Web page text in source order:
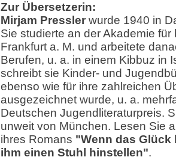
Zur Übersetzerin:
Mirjam Pressler wurde 1940 in
Sie studierte an der Akademie
Frankfurt a. M. und arbeitete
Berufen, u. a. in einem Kibbuz in
schreibt sie Kinder- und
ebenso wie für ihre zahlreichen
ausgezeichnet wurde, u. a.
Deutschen Jugendliteraturpreis.
unweit von München. Lesen Sie
ihres Romans "Wenn das Glück
ihm einen Stuhl hinstellen".